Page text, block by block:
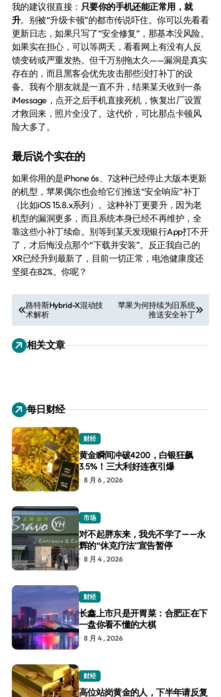
我的建议很直接： 只要你的手机还能正常用，就
升。别被“升级卡顿”的都市传说吓住。你可以先看看
更新日志，如果只写了“安全修复”，那基本没风险。
如果实在担心，可以等两天，看看网上有没有人反
馈变砖或严重发热。但千万别拖太久——漏洞是真实
存在的，而且黑客会优先攻击那些没打补丁的设
备。我有个朋友就是一直不升，结果某天收到一条
iMessage，点开之后手机直接死机，恢复出厂设置
才救回来，照片全没了。这代价，可比那点卡顿风
险大多了。
最后说个实在的
如果你用的是iPhone 6s、7这种已经停止大版本更新
的机型，苹果偶尔也会给它们推送“安全响应”补丁
（比如iOS 15.8.x系列）。这种补丁更要升，因为老
机型的漏洞更多，而且系统本身已经不再维护，全
靠这些小补丁续命。别等到某天发现银行App打不开
了，才后悔没点那个“下载并安装”。反正我自己的
XR已经升到最新了，目前一切正常，电池健康度还
坚挺在82%。你呢？
章
导
航
路特斯Hybrid-X混动技
术解析
苹果为何持续为旧系统
推送安全补丁
相关文章
每日财经
财经
黄金瞬间冲破4200，白银狂飙
3.5%！三大利好连夜引爆
8 月 6 , 2026
市场
对不起胖东来，我先不学了——永
辉的“休克疗法”宣告暂停
8 月 4 , 2026
财经
长鑫上市只是开胃菜：合肥正在下
一盘你看不懂的大棋
8 月 4 , 2026
财经
高位站岗黄金的人，下半年请反复